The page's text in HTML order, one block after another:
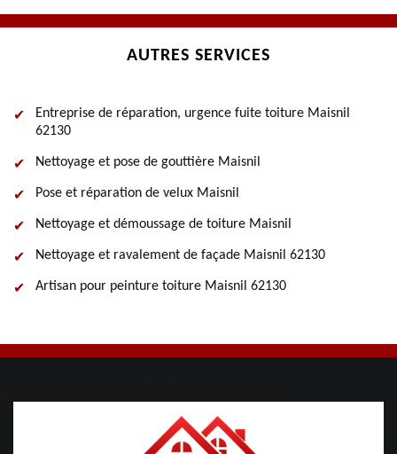
AUTRES SERVICES
Entreprise de réparation, urgence fuite toiture Maisnil
62130
Nettoyage et pose de gouttière Maisnil
Pose et réparation de velux Maisnil
Nettoyage et démoussage de toiture Maisnil
Nettoyage et ravalement de façade Maisnil 62130
Artisan pour peinture toiture Maisnil 62130